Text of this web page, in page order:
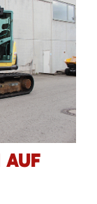
AUF